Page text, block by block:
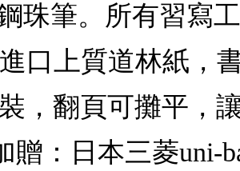
鋼珠筆。所有習
口上質道林紙，
，翻頁可攤平，
贈：日本三菱uni-